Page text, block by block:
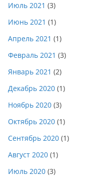
Июль 2021 (3)
Июнь 2021 (1)
Апрель 2021 (1)
Февраль 2021 (3)
Январь 2021 (2)
Декабрь 2020 (1)
Ноябрь 2020 (3)
Октябрь 2020 (1)
Сентябрь 2020 (1)
Август 2020 (1)
Июль 2020 (3)